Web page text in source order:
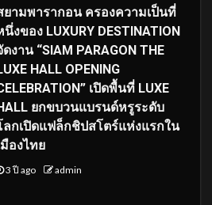
ยามพารากอน ครองความเป็นที่
นึ่งของ LUXURY DESTINATION
ดงาน “SIAM PARAGON THE
HALL OPENING
เปิดพื้นที่ LUXE
ยกขบวนแบรนด์หรูระดับ
ลกเปิดแฟล็กชิปสโตร์แห่งแรกใน
มืองไทย
3 ปี ago admin